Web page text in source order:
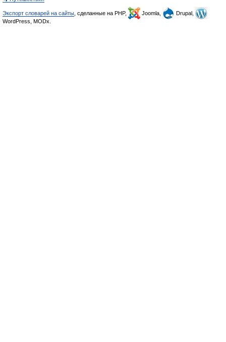
Экспорт словарей на сайты , сделанные на PHP, Joomla,
Drupal,
WordPress, MODx.